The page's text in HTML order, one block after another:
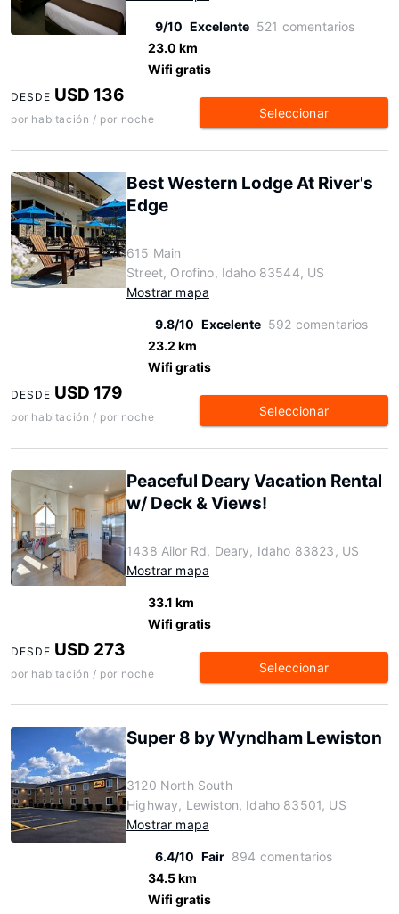
9/10 Excelente 521 comentarios
23.0 km
Wifi gratis
DESDE USD 136
por habitación / por noche Seleccionar
Best Western Lodge At River's
Edge
615 Main
Street, Orofino, Idaho 83544, US
Mostrar mapa
9.8/10 Excelente 592 comentarios
23.2 km
Wifi gratis
DESDE USD 179
por habitación / por noche Seleccionar
Peaceful Deary Vacation Rental
w/ Deck & Views!
1438 Ailor Rd, Deary, Idaho 83823, US
Mostrar mapa
33.1 km
Wifi gratis
DESDE USD 273
por habitación / por noche Seleccionar
Super 8 by Wyndham Lewiston
3120 North South
Highway, Lewiston, Idaho 83501, US
Mostrar mapa
6.4/10 Fair 894 comentarios
34.5 km
Wifi gratis